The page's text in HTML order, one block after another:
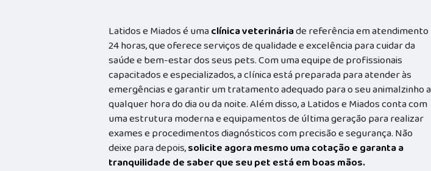
Latidos e Miados é umaclínica veterináriade referência em atendimento
24 horas, que oferece serviços de qualidade e excelência para cuidar da
saúde e bem-estar dos seus pets. Com uma equipe de profissionais
capacitados e especializados, a clínica está preparada para atender às
emergências e garantir um tratamento adequado para o seu animalzinho a
qualquer hora do dia ou da noite. Além disso, a Latidos e Miados conta com
uma estrutura moderna e equipamentos de última geração para realizar
exames e procedimentos diagnósticos com precisão e segurança. Não
deixe para depois,solicite agora mesmo uma cotação e garanta a
tranquilidade de saber que seu pet está em boas mãos.